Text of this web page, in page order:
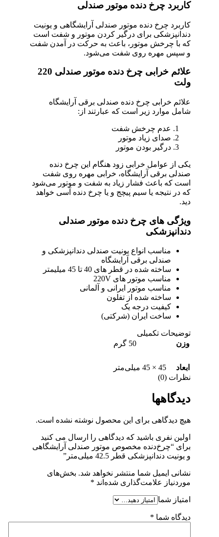
کاربرد چرخ دنده موتور صندلی
کاربرد چرخ دنده موتور صندلی آرایشگاهی و یونیت
دندانپزشکی برای درگیر کردن موتور و شفت است
که با چرخش موتور، باعث به حرکت در آمدن شفت
و سپس مهره روی شفت می‌شود.
علائم خرابی چرخ دنده موتور صندلی 220
ولت
علائم خرابی چرخ دنده صندلی برقی آرایشگاه
شامل موارد زیر است که عبارتند از:
عدم چرخش شفت
صدای زیاد موتور
درگیر بودن موتور
یکی از عوامل خرابی زود هنگام این چرخ دنده
صندلی برقی آرایشگاه، خرابی مهره روی شفت
است که باعث فشار زیاد به شفت و موتور می‌شود
که در نتیجه یا سیم پیچج و یا چرخ دنده آسی خواهد
دید.
ویژگی های چرخ دنده موتور صندلی
دندانپزشکی
مناسب انواع یونیت صندلی دندانپزشکی و
صندلی برقی آرایشگاه
ساخته شده در قطر های 40 تا 45 میلیمتر
مناسب موتور های 220V
مناسب موتور ایرانی و آلمانی
ساخته شده از تفلون
کیفیت درجه یک
ساخت ایران (شرکتی)
توضیحات تکمیلی
وزن
50 گرم
ابعاد
45 × 45 میلی‌متر
نظرات (0)
دیدگاهها
هیچ دیدگاهی برای این محصول نوشته نشده است.
اولین نفری باشید که دیدگاهی را ارسال می کنید
برای “چرخ‌دنده مخصوص موتور صندلی آرایشگاهی
و یونیت دندانپزشکی قطر 42.5 میلی‌متر”
نشانی ایمیل شما منتشر نخواهد شد. بخش‌های
موردنیاز علامت‌گذاری شده‌اند *
امتیاز شما
دیدگاه شما *